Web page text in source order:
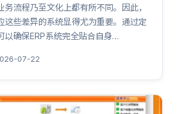
务流程乃至文化上都有所不同。因此，
这些差异的系统显得尤为重要。通过定
以确保ERP系统完全贴合自身…
07-22